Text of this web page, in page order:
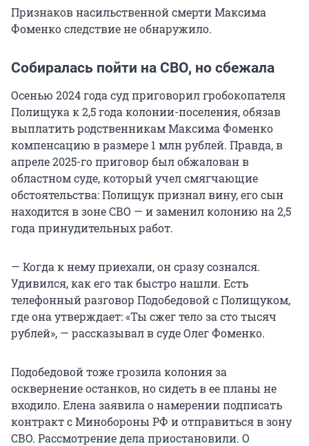
Признаков насильственной смерти Максима
Фоменко следствие не обнаружило.
Собиралась пойти на СВО, но сбежала
Осенью 2024 года суд приговорил гробокопателя
Полищука к 2,5 года колонии-поселения, обязав
выплатить родственникам Максима Фоменко
компенсацию в размере 1 млн рублей. Правда, в
апреле 2025-го приговор был обжалован в
областном суде, который учел смягчающие
обстоятельства: Полищук признал вину, его сын
находится в зоне СВО — и заменил колонию на 2,5
года принудительных работ.
— Когда к нему приехали, он сразу сознался.
Удивился, как его так быстро нашли. Есть
телефонный разговор Подобедовой с Полищуком,
где она утверждает: «Ты сжег тело за сто тысяч
рублей», — рассказывал в суде Олег Фоменко.
Подобедовой тоже грозила колония за
осквернение останков, но сидеть в ее планы не
входило. Елена заявила о намерении подписать
контракт с Минобороны РФ и отправиться в зону
СВО. Рассмотрение дела приостановили. О